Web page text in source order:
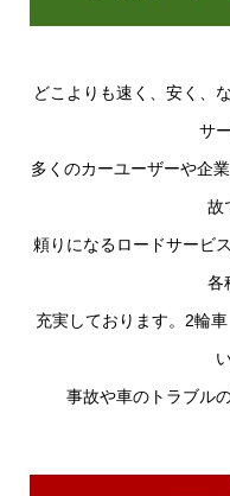
どこよりも速く、安く、
サ
多くのカーユーザーや企
故
頼りになるロードサービ
各
充実しております。2輪
事故や車のトラブル